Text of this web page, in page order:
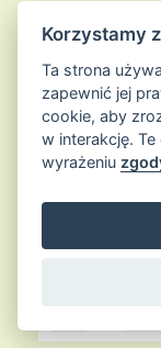
Polityka
Regulamin
Blog
Korzystamy
Ta strona
zapewnić jej
cookie, aby
w interakcję.
wyrażeniu